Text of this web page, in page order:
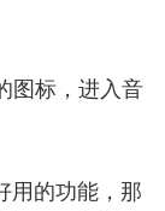
图标，进入音
用的功能，那